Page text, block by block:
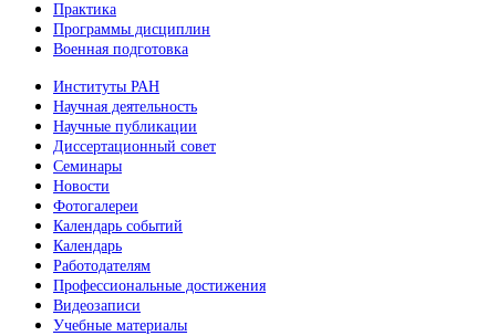
Практика
Программы дисциплин
Военная подготовка
Институты РАН
Научная деятельность
Научные публикации
Диссертационный совет
Семинары
Новости
Фотогалереи
Календарь событий
Календарь
Работодателям
Профессиональные достижения
Видеозаписи
Учебные материалы